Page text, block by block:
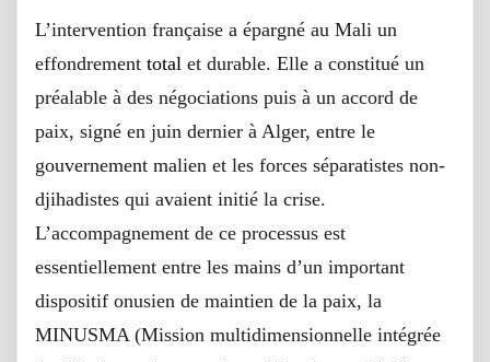
L’intervention française a épargné au Mali un
effondrement total et durable. Elle a constitué un
préalable à des négociations puis à un accord de
paix, signé en juin dernier à Alger, entre le
gouvernement malien et les forces séparatistes non-
djihadistes qui avaient initié la crise.
L’accompagnement de ce processus est
essentiellement entre les mains d’un important
dispositif onusien de maintien de la paix, la
MINUSMA (Mission multidimensionnelle intégrée